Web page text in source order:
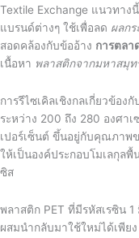
Textile Exchange แนวทาง
แบรนด์ต่างๆ ใช้เพื่อลด ผลก
สอดคล้องกับข้ออ้าง การตลา
เนื้อหา พลาสติกจากมหาสมุท
การรีไซเคิลเชิงกลเกี่ยวข้อ
ระหว่าง 200 ถึง 280 องศา
เปอร์เซ็นต์ ขึ้นอยู่กับคุณภาพ
ให้เป็นองค์ประกอบโมเลกุล
ซิส
พลาสติก PET ที่มีรหัสเรซิน
ผสมนำกลับมาใช้ใหม่ได้เพีย